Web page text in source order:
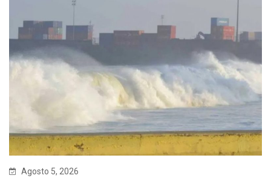
Agosto 5, 2026